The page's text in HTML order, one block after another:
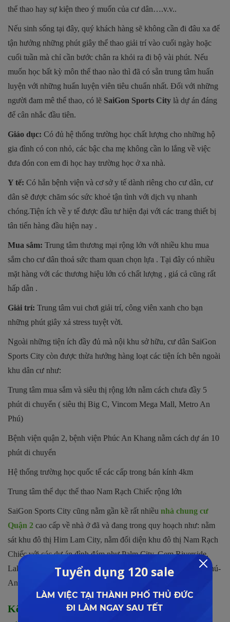
thể thao hay sự kiện theo ý muốn của cư dân….v.v..
Nếu sinh sống tại đây, quý khách hàng sẽ không cần đi đâu xa để
tận hưởng những phút giây thể thao giải trí vào cuối ngày hoặc
cuối tuần mà chỉ cần bước chân ra khỏi ra đi bộ vài phút. Nếu
muốn học bất kỳ môn thể thao nào thì đã có sẵn trung tâm huấn
luyện với những huấn luyện viên tiêu chuẩn nhất. Đối với những
người đam mê thể thao, có lẽ SaiGon Sports City là dự án đáng
để cân nhắc đầu tiên.
Giáo dục: Có đủ hệ thống trường học chất lượng cho những hộ
gia đình có con nhỏ, các bậc cha mẹ không cần lo lắng về việc
đưa đón con em đi học hay trường học ở xa nhà.
Y tế: Có hẳn bệnh viện và cơ sở y tế dành riêng cho cư dân, cư
dân sẽ được chăm sóc sức khoẻ tận tình với dịch vụ nhanh
chóng.Tiện ích về y tế được đầu tư hiện đại với các trang thiết bị
tân tiến hàng đầu hiện nay .
Mua sắm: Trung tâm thương mại rộng lớn với nhiều khu mua
sắm cho cư dân thoả sức tham quan chọn lựa . Tại đây có nhiều
mặt hàng với các thương hiệu lớn có chất lượng , giá cả cũng rất
hấp dẫn .
Giải trí: Trung tâm vui chơi giải trí, công viên xanh cho bạn
những phút giây xả stress tuyệt vời.
Ngoài những tiện ích đầy đủ mà nội khu sở hữu, cư dân SaiGon
Sports City còn được thừa hưởng hàng loạt các tiện ích bên ngoài
khu dân cư như:
Trung tâm mua sắm và siêu thị rộng lớn nằm cách chưa đầy 5
phút di chuyển ( siêu thị Big C, Vincom Mega Mall, Metro An
Phú)
Bệnh viện quận 2, bệnh viện Phúc An Khang nằm cách dự án 10
phút di chuyển
Hệ thống trường học quốc tế các cấp trong bán kính 4km
Trung tâm thể dục thể thao Nam Rạch Chiếc rộng lớn
SaiGon Sports City cũng nằm gần kề rất nhiều nhà chung cư
Quận 2 cao cấp về nhà ở đã và đang trong quy hoạch như: nằm
sát khu đô thị Him Lam City, nằm đối diện khu đô thị Nam Rạch
Chiếc với các dự án đình đám như Palm City, Gem Riverside,
Lakeview City, cách khu đô thị City Horse và khu đô thị An Phú-
An Khánh, khu Thảo Điền tầm 4-5 phút di chuyển….
Kết nối giao thông của dự án SaiGon Sports